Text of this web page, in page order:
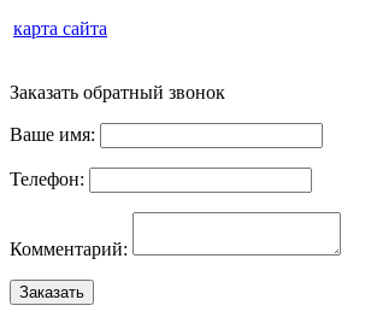
карта сайта
Заказать обратный звонок
Ваше имя:
Телефон:
Комментарий:
Заказать